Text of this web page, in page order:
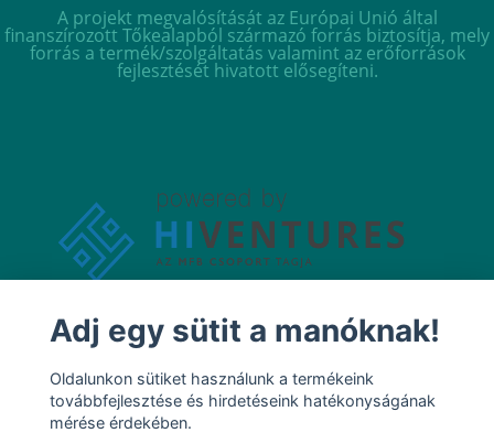
A projekt megvalósítását az Európai Unió által
finanszírozott Tőkealapból származó forrás biztosítja, mely
forrás a termék/szolgáltatás valamint az erőforrások
fejlesztését hivatott elősegíteni.
Adj egy sütit a manóknak!
Oldalunkon sütiket használunk a termékeink
továbbfejlesztése és hirdetéseink hatékonyságának
mérése érdekében.